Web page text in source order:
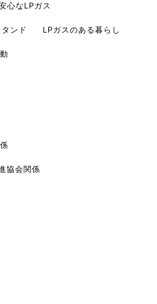
心なLPガス
ンド LPガスのある暮らし
協会関係